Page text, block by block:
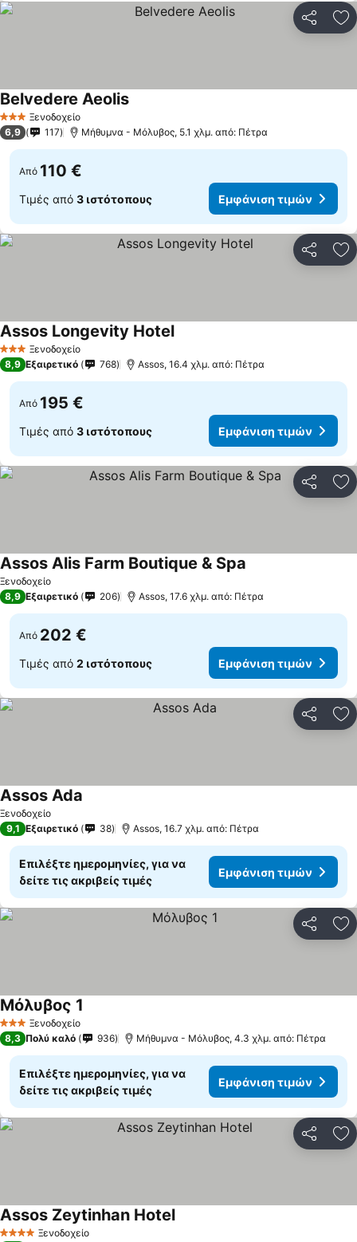
3 ΑστέριαΞενοδοχείο
Belvedere Aeolis
6,9 117 Μήθυμνα - Μόλυβος, 5.1 χλμ. από: Πέτρα
Από 110 €
Τιμές από 3 ιστότοπους Εμφάνιση τιμών
3 ΑστέριαΞενοδοχείο
Assos Longevity Hotel
8,9 Εξαιρετικό 768 Assos, 16.4 χλμ. από: Πέτρα
Από 195 €
Τιμές από 3 ιστότοπους Εμφάνιση τιμών
Ξενοδοχείο
Assos Alis Farm Boutique & Spa
8,9 Εξαιρετικό 206 Assos, 17.6 χλμ. από: Πέτρα
Από 202 €
Τιμές από 2 ιστότοπους Εμφάνιση τιμών
Ξενοδοχείο
Assos Ada
9,1 Εξαιρετικό 38 Assos, 16.7 χλμ. από: Πέτρα
Επιλέξτε ημερομηνίες, για να
δείτε τις ακριβείς τιμές
Εμφάνιση τιμών
3 ΑστέριαΞενοδοχείο
Μόλυβος 1
8,3 Πολύ καλό 936 Μήθυμνα - Μόλυβος, 4.3 χλμ. από: Πέτρα
Επιλέξτε ημερομηνίες, για να
δείτε τις ακριβείς τιμές
Εμφάνιση τιμών
4 ΑστέριαΞενοδοχείο
Assos Zeytinhan Hotel